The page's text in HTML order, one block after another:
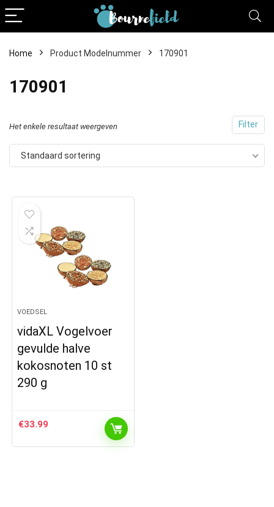
Home Product Modelnummer 170901
170901
Filter
Het enkele resultaat weergeven
Standaard sortering
VOEDSEL
vidaXL Vogelvoer
gevulde halve
kokosnoten 10 st
290 g
€33.99